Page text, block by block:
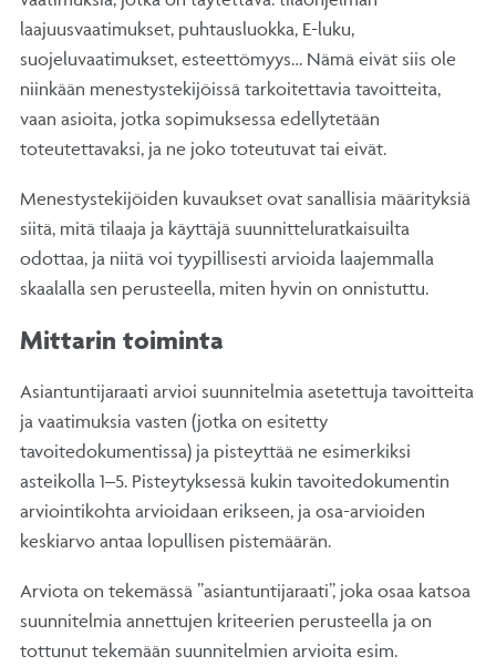
laajuusvaatimukset, puhtausluokka, E-luku,
suojeluvaatimukset, esteettömyys… Nämä eivät siis ole
niinkään menestystekijöissä tarkoitettavia tavoitteita,
vaan asioita, jotka sopimuksessa edellytetään
toteutettavaksi, ja ne joko toteutuvat tai eivät.
Menestystekijöiden kuvaukset ovat sanallisia määrityksiä
siitä, mitä tilaaja ja käyttäjä suunnitteluratkaisuilta
odottaa, ja niitä voi tyypillisesti arvioida laajemmalla
skaalalla sen perusteella, miten hyvin on onnistuttu.
Mittarin toiminta
Asiantuntijaraati arvioi suunnitelmia asetettuja tavoitteita
ja vaatimuksia vasten (jotka on esitetty
tavoitedokumentissa) ja pisteyttää ne esimerkiksi
asteikolla 1–5. Pisteytyksessä kukin tavoitedokumentin
arviointikohta arvioidaan erikseen, ja osa-arvioiden
keskiarvo antaa lopullisen pistemäärän.
Arviota on tekemässä ”asiantuntijaraati”, joka osaa katsoa
suunnitelmia annettujen kriteerien perusteella ja on
tottunut tekemään suunnitelmien arvioita esim.